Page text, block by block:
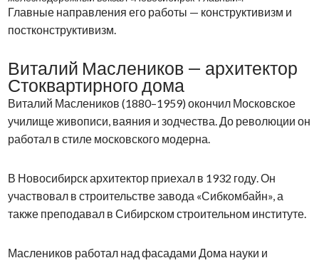
Главные направления его работы — конструктивизм и
постконструктивизм.
Виталий Маслеников — архитектор
Стоквартирного дома
Виталий Маслеников (1880–1959) окончил Московское
училище живописи, ваяния и зодчества. До революции он
работал в стиле московского модерна.
В Новосибирск архитектор приехал в 1932 году. Он
участвовал в строительстве завода «Сибкомбайн», а
также преподавал в Сибирском строительном институте.
Маслеников работал над фасадами Дома науки и